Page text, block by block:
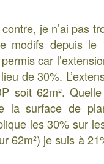
je n’ai pas
modifs depuis le
car
de 30%.
soit 62m².
la surface de
les 30% sur
62m²) je suis à